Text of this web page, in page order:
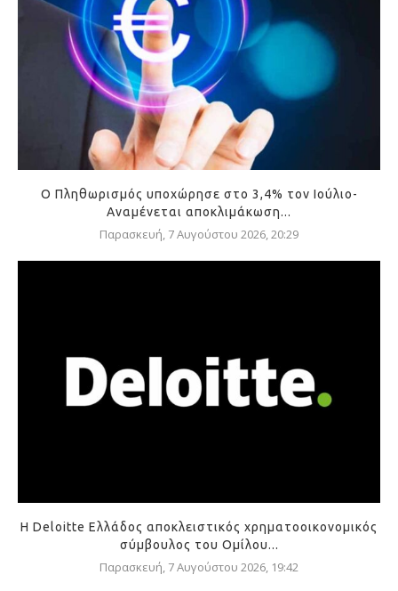
Ο Πληθωρισμός υποχώρησε στο 3,4% τον Ιούλιο-
Αναμένεται αποκλιμάκωση...
Παρασκευή, 7 Αυγούστου 2026, 20:29
Η Deloitte Ελλάδος αποκλειστικός χρηματοοικονομικός
σύμβουλος του Ομίλου...
Παρασκευή, 7 Αυγούστου 2026, 19:42